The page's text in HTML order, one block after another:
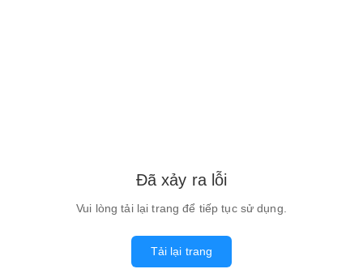
Đã xảy ra lỗi
Vui lòng tải lại trang để tiếp tục sử dụng.
Tải lại trang